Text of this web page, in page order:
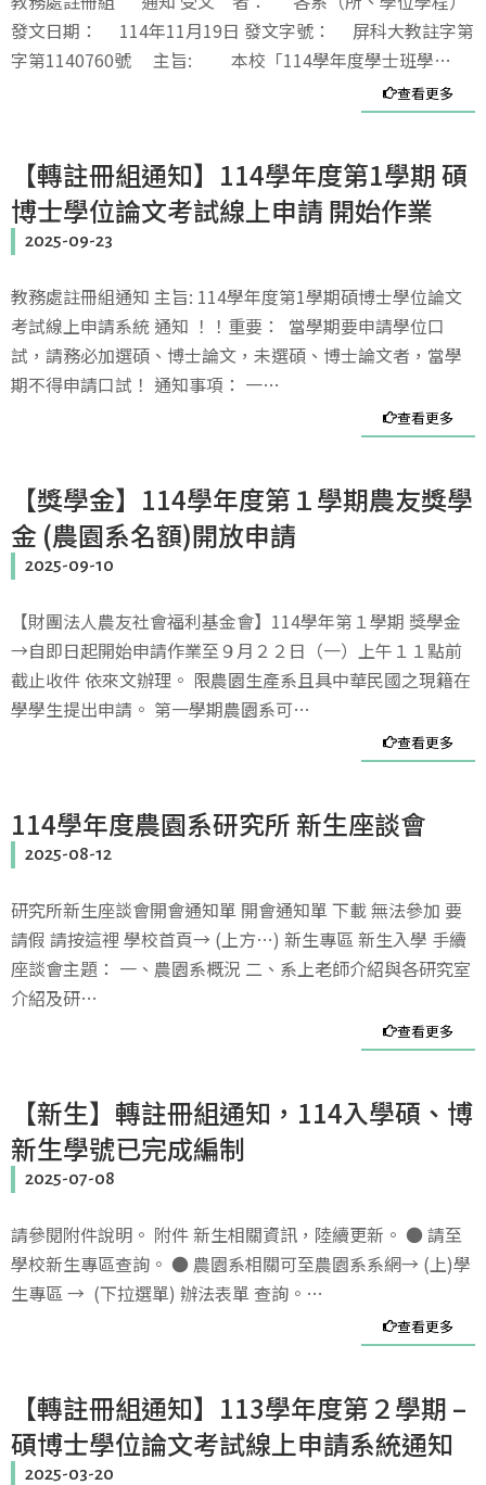
發文日期： 114年11月19日 發文字號： 屏科大教註字第
字第1140760號 主旨: 本校「114學年度學士班學…
查看更多
【轉註冊組通知】114學年度第1學期 碩
博士學位論文考試線上申請 開始作業
2025-09-23
教務處註冊組通知 主旨: 114學年度第1學期碩博士學位論文
考試線上申請系統 通知 ！！重要： 當學期要申請學位口
試，請務必加選碩、博士論文，未選碩、博士論文者，當學
期不得申請口試！ 通知事項： 一…
查看更多
【獎學金】114學年度第１學期農友獎學
金 (農園系名額)開放申請
2025-09-10
【財團法人農友社會福利基金會】114學年第１學期 獎學金
→自即日起開始申請作業至９月２２日（一）上午１１點前
截止收件 依來文辦理。 限農園生產系且具中華民國之現籍在
學學生提出申請。 第一學期農園系可…
查看更多
114學年度農園系研究所 新生座談會
2025-08-12
研究所新生座談會開會通知單 開會通知單 下載 無法參加 要
請假 請按這裡 學校首頁→ (上方…) 新生專區 新生入學 手續
座談會主題： 一、農園系概況 二、系上老師介紹與各研究室
介紹及研…
查看更多
【新生】轉註冊組通知，114入學碩、博
新生學號已完成編制
2025-07-08
請參閱附件說明。 附件 新生相關資訊，陸續更新。 ● 請至
學校新生專區查詢。 ● 農園系相關可至農園系系網→ (上)學
生專區 → (下拉選單) 辦法表單 查詢。…
查看更多
【轉註冊組通知】113學年度第２學期 –
碩博士學位論文考試線上申請系統通知
2025-03-20